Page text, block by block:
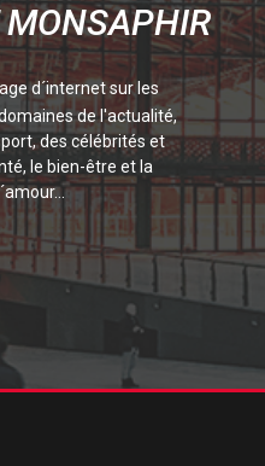
MONSAPHIR
d´internet sur les
de l'actualité,
des célébrités et
le bien-être et la